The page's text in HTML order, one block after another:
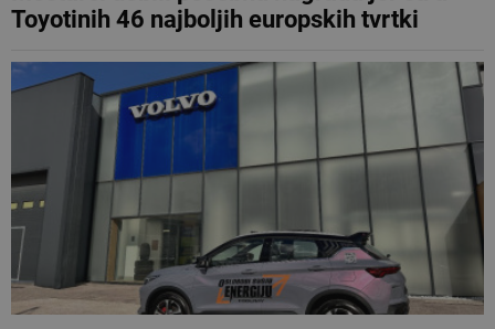
Toyotinih 46 najboljih europskih tvrtki